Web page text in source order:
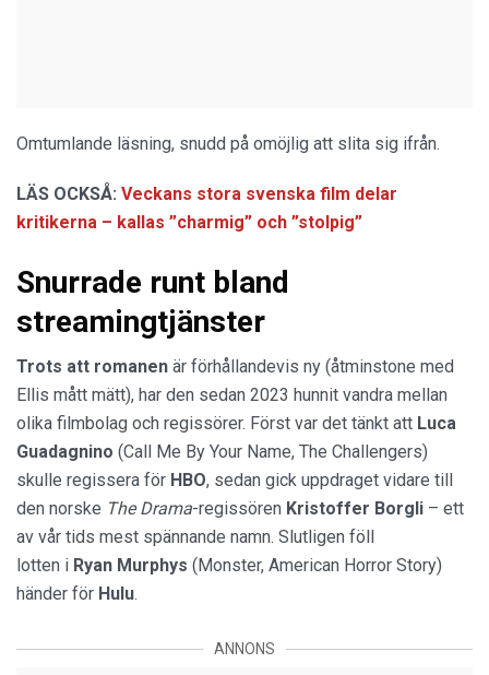
Omtumlande läsning, snudd på omöjlig att slita sig ifrån.
LÄS OCKSÅ: Veckans stora svenska film delar
kritikerna – kallas ”charmig” och ”stolpig”
Snurrade runt bland
streamingtjänster
Trots att romanen är förhållandevis ny (åtminstone med
Ellis mått mätt), har den sedan 2023 hunnit vandra mellan
olika filmbolag och regissörer. Först var det tänkt att Luca
Guadagnino (Call Me By Your Name, The Challengers)
skulle regissera för HBO, sedan gick uppdraget vidare till
den norske The Drama-regissören Kristoffer Borgli – ett
av vår tids mest spännande namn. Slutligen föll
lotten i Ryan Murphys (Monster, American Horror Story)
händer för Hulu.
ANNONS